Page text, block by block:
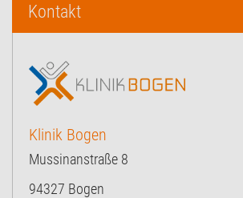
Kontakt
Klinik Bogen
Mussinanstraße 8
94327 Bogen